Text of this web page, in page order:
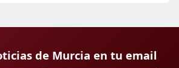
de Murcia en tu email